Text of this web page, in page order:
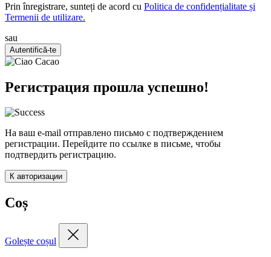
Prin înregistrare, sunteți de acord cu Politica de confidențialitate și
Termenii de utilizare.
sau
Autentifică-te
Регистрация прошла успешно!
На ваш e-mail отправлено письмо с подтверждением
регистрации. Перейдите по ссылке в письме, чтобы
подтвердить регистрацию.
К авторизации
Coș
Golește coșul